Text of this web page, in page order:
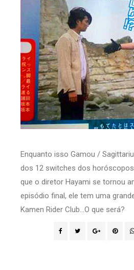
Enquanto isso Gamou /
dos 12 switches dos
que o diretor Hayami se tornou
episódio final, ele tem uma
Kamen Rider Club...O que será?